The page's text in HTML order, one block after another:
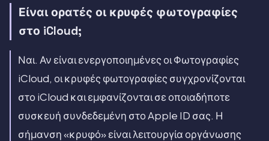
Είναι ορατές οι κρυφές φωτογραφίες
στο iCloud;
Ναι. Αν είναι ενεργοποιημένες οι Φωτογραφίες
iCloud, οι κρυφές φωτογραφίες συγχρονίζονται
στο iCloud και εμφανίζονται σε οποιαδήποτε
συσκευή συνδεδεμένη στο Apple ID σας. Η
σήμανση «κρυφό» είναι λειτουργία οργάνωσης